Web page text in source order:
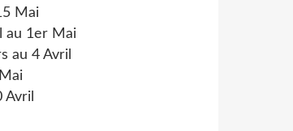
Mai
au 1er Mai
au 4 Avril
Avril